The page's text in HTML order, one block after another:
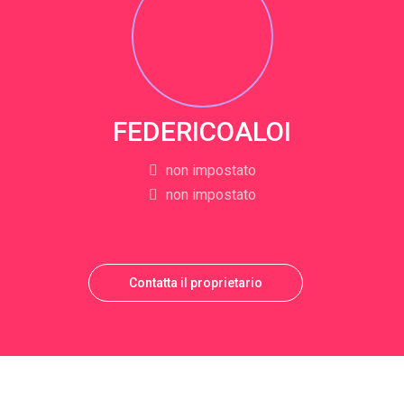
FEDERICOALOI
non impostato
non impostato
Contatta il proprietario